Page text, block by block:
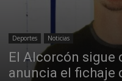
Deportes Noticias
El Alcorcón sigue
anuncia el fichaje